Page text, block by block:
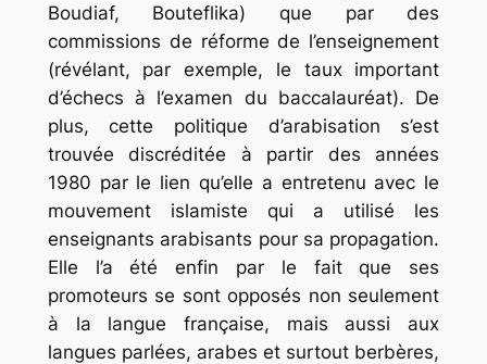
Boudiaf, Bouteflika) que par des
commissions de réforme de l’enseignement
(révélant, par exemple, le taux important
d’échecs à l’examen du baccalauréat). De
plus, cette politique d’arabisation s’est
trouvée discréditée à partir des années
1980 par le lien qu’elle a entretenu avec le
mouvement islamiste qui a utilisé les
enseignants arabisants pour sa propagation.
Elle l’a été enfin par le fait que ses
promoteurs se sont opposés non seulement
à la langue française, mais aussi aux
langues parlées, arabes et surtout berbères,